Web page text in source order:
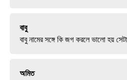
বাবু
বাবু নামের সঙ্গে কি জগ করলে ভালো হয়
অমিত